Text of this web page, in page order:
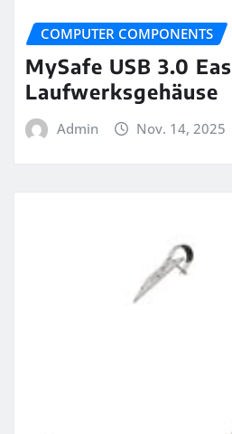
COMPUTER COMPONENTS
MySafe USB 3.0
Laufwerksgehäuse
Admin Nov. 14, 2025